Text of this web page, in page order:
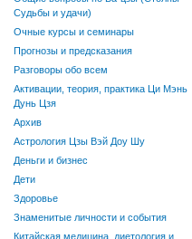
Судьбы и удачи)
Очные курсы и семинары
Прогнозы и предсказания
Разговоры обо всем
Активации, теория, практика Ци Мэнь
Дунь Цзя
Архив
Астрология Цзы Вэй Доу Шу
Деньги и бизнес
Дети
Здоровье
Знаменитые личности и события
Китайская медицина, диетология и